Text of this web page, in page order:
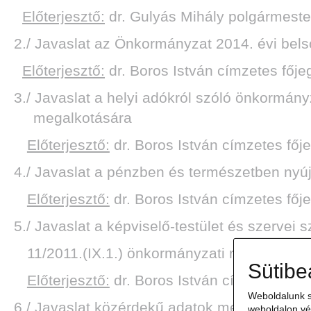
Előterjesztő: dr. Gulyás Mihály
2./ Javaslat az Önkormányzat 2014. évi
Előterjesztő: dr. Boros István címzetes
3./ Javaslat a helyi adókról szóló
megalkotására
Előterjesztő: dr. Boros István címzetes
4./ Javaslat a pénzben és természetben
Előterjesztő: dr. Boros István címzetes
5./ Javaslat a képviselő-testület és szervei
11/2011.(IX.1.) önkormányzati rendelet
Előterjesztő: dr. Boros István címzetes
6./ Javaslat közérdekű adatok
Weboldalunk